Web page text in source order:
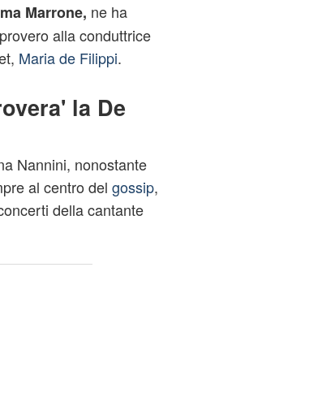
Marrone, ne ha
alla conduttrice
Maria de Filippi.
la De
Nannini, nonostante
al centro del gossip,
della cantante